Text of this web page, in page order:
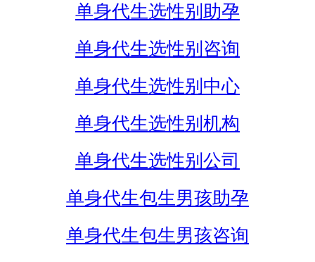
单身代生选性别助孕
单身代生选性别咨询
单身代生选性别中心
单身代生选性别机构
单身代生选性别公司
单身代生包生男孩助孕
单身代生包生男孩咨询